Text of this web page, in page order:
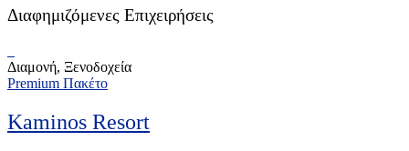
Διαφημιζόμενες Επιχειρήσεις
Διαμονή, Ξενοδοχεία
Premium Πακέτο
Kaminos Resort